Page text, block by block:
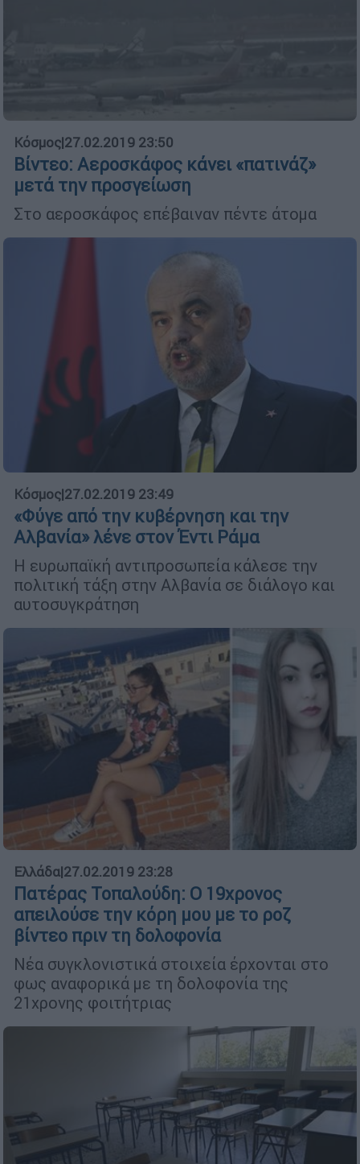
Κόσμος|27.02.2019 23:50
Βίντεο: Αεροσκάφος κάνει «πατινάζ»
μετά την προσγείωση
Στο αεροσκάφος επέβαιναν πέντε άτομα
Κόσμος|27.02.2019 23:49
«Φύγε από την κυβέρνηση και την
Αλβανία» λένε στον Έντι Ράμα
Η ευρωπαϊκή αντιπροσωπεία κάλεσε την
πολιτική τάξη στην Αλβανία σε διάλογο και
αυτοσυγκράτηση
Ελλάδα|27.02.2019 23:28
Πατέρας Τοπαλούδη: Ο 19χρονος
απειλούσε την κόρη μου με το ροζ
βίντεο πριν τη δολοφονία
Νέα συγκλονιστικά στοιχεία έρχονται στο
φως αναφορικά με τη δολοφονία της
21χρονης φοιτήτριας